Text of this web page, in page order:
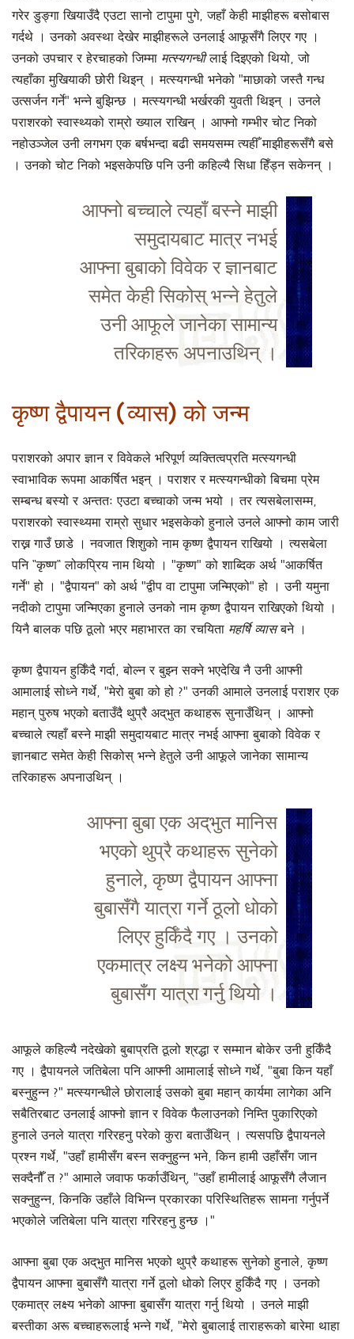
गरेर डुङ्गा खियाउँदै एउटा सानो टापुमा पुगे, जहाँ केही माझीहरू बसोबास
गर्दथे । उनको अवस्था देखेर माझीहरूले उनलाई आफूसँगै लिएर गए ।
उनको उपचार र हेरचाहको जिम्मा मत्स्यगन्धीलाई दिइएको थियो, जो
त्यहाँका मुखियाकी छोरी थिइन् । मत्स्यगन्धी भनेको "माछाको जस्तै गन्ध
उत्सर्जन गर्ने" भन्ने बुझिन्छ । मत्स्यगन्धी भर्खरकी युवती थिइन् । उनले
पराशरको स्वास्थ्यको राम्रो ख्याल राखिन् । आफ्नो गम्भीर चोट निको
नहोउञ्जेल उनी लगभग एक बर्षभन्दा बढी समयसम्म त्यहीँ माझीहरूसँगै बसे
। उनको चोट निको भइसकेपछि पनि उनी कहिल्यै सिधा हिँड्न सकेनन् ।
आफ्नो बच्चाले त्यहाँ बस्ने माझी
समुदायबाट मात्र नभई
आफ्ना बुबाको विवेक र ज्ञानबाट
समेत केही सिकोस् भन्ने हेतुले
उनी आफूले जानेका सामान्य
तरिकाहरू अपनाउथिन् ।
कृष्ण द्वैपायन (व्यास) को जन्म
पराशरको अपार ज्ञान र विवेकले भरिपूर्ण व्यक्तित्वप्रति मत्स्यगन्धी
स्वाभाविक रूपमा आकर्षित भइन् । पराशर र मत्स्यगन्धीको बिचमा प्रेम
सम्बन्ध बस्यो र अन्ततः एउटा बच्चाको जन्म भयो । तर त्यसबेलासम्म,
पराशरको स्वास्थ्यमा राम्रो सुधार भइसकेको हुनाले उनले आफ्नो काम जारी
राख्न गाउँ छाडे । नवजात शिशुको नाम कृष्ण द्वैपायन राखियो । त्यसबेला
पनि “कृष्ण“ लोकप्रिय नाम थियो । "कृष्ण" को शाब्दिक अर्थ "आकर्षित
गर्ने" हो । "द्वैपायन" को अर्थ "द्वीप वा टापुमा जन्मिएको" हो । उनी यमुना
नदीको टापुमा जन्मिएका हुनाले उनको नाम कृष्ण द्वैपायन राखिएको थियो ।
यिनै बालक पछि ठूलो भएर महाभारत का रचयिता महर्षि व्यासबने ।
कृष्ण द्वैपायन हुर्किँदै गर्दा, बोल्न र बुझ्न सक्ने भएदेखि नै उनी आफ्नी
आमालाई सोध्ने गर्थे, "मेरो बुबा को हो ?" उनकी आमाले उनलाई पराशर एक
महान् पुरुष भएको बताउँदै थुप्रै अद्‌भुत कथाहरू सुनाउँथिन् । आफ्नो
बच्चाले त्यहाँ बस्ने माझी समुदायबाट मात्र नभई आफ्ना बुबाको विवेक र
ज्ञानबाट समेत केही सिकोस् भन्ने हेतुले उनी आफूले जानेका सामान्य
तरिकाहरू अपनाउथिन् ।
आफ्ना बुबा एक अद्‌भुत मानिस
भएको थुप्रै कथाहरू सुनेको
हुनाले, कृष्ण द्वैपायन आफ्ना
बुबासँगै यात्रा गर्ने ठूलो धोको
लिएर हुर्किँदै गए । उनको
एकमात्र लक्ष्य भनेको आफ्ना
बुबासँग यात्रा गर्नु थियो ।
आफूले कहिल्यै नदेखेको बुबाप्रति ठूलो श्रद्धा र सम्मान बोकेर उनी हुर्किँदै
गए । द्वैपायनले जतिबेला पनि आफ्नी आमालाई सोध्ने गर्थे, "बुबा किन यहाँ
बस्नुहुन्न ?" मत्स्यगन्धीले छोरालाई उसको बुबा महान् कार्यमा लागेका अनि
सबैतिरबाट उनलाई आफ्नो ज्ञान र विवेक फैलाउनको निम्ति पुकारिएको
हुनाले उनले यात्रा गरिरहनु परेको कुरा बताउँथिन् । त्यसपछि द्वैपायनले
प्रश्न गर्थे, "उहाँ हामीसँग बस्न सक्नुहुन्न भने, किन हामी उहाँसँग जान
सक्दैनौँ त ?" आमाले जवाफ फर्काउँथिन्, "उहाँ हामीलाई आफूसँगै लैजान
सक्नुहुन्न, किनकि उहाँले विभिन्न प्रकारका परिस्थितिहरू सामना गर्नुपर्ने
भएकोले जतिबेला पनि यात्रा गरिरहनु हुन्छ ।"
आफ्ना बुबा एक अद्‌भुत मानिस भएको थुप्रै कथाहरू सुनेको हुनाले, कृष्ण
द्वैपायन आफ्ना बुबासँगै यात्रा गर्ने ठूलो धोको लिएर हुर्किँदै गए । उनको
एकमात्र लक्ष्य भनेको आफ्ना बुबासँग यात्रा गर्नु थियो । उनले माझी
बस्तीका अरू बच्चाहरूलाई भन्ने गर्थे, "मेरो बुबालाई ताराहरूको बारेमा थाहा